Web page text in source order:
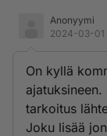
Anonyymi
2024-03-01
On kyllä
ajatuksineen.
tarkoitus
Joku lisää